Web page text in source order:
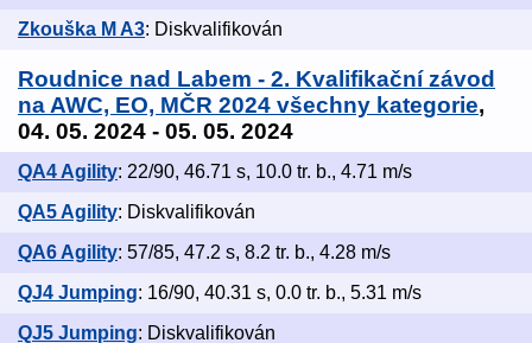
Zkouška M A3: Diskvalifikován
Roudnice nad Labem - 2. Kvalifikační závod
na AWC, EO, MČR 2024 všechny kategorie,
04. 05. 2024 - 05. 05. 2024
QA4 Agility: 22/90, 46.71 s, 10.0 tr. b., 4.71 m/s
QA5 Agility: Diskvalifikován
QA6 Agility: 57/85, 47.2 s, 8.2 tr. b., 4.28 m/s
QJ4 Jumping: 16/90, 40.31 s, 0.0 tr. b., 5.31 m/s
QJ5 Jumping: Diskvalifikován